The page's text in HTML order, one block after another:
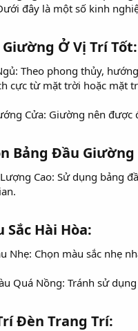
đây là một số kinh
Ở Vị Trí Tốt:​
Theo phong thủy,
cực từ mặt trời hoặc mặt
Cửa: Giường nên
Bảng Đầu Giường
Cao: Sử dụng bảng
Sắc Hài Hòa:​
Nhẹ: Chọn màu sắc nhẹ
Quá Nồng: Tránh sử
Đèn Trang Trí:​